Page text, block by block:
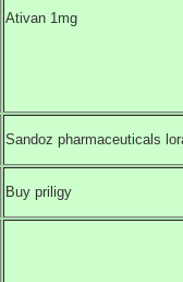
Ativan 1mg
Sandoz pharmaceuticals
Buy priligy